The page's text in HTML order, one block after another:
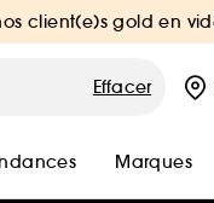
client(e)s gold en
Effacer
Marques